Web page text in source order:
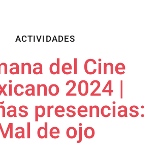
ACTIVIDADES
del Cine
2024 |
presencias:
de ojo